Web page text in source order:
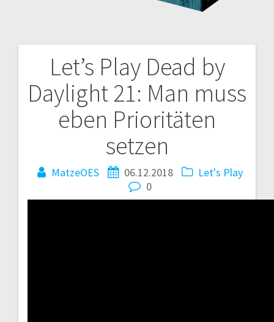
Let’s Play Dead by
Daylight 21: Man muss
eben Prioritäten
setzen
MatzeOES 06.12.2018
Let's Play
0
Beitragsnavigation